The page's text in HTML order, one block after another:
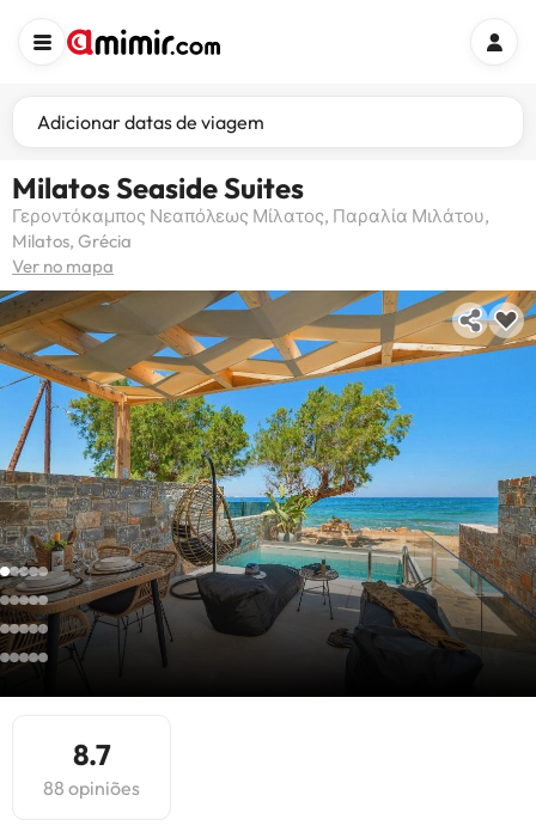
Adicionar datas de viagem
Milatos Seaside Suites
Γεροντόκαμπος Νεαπόλεως Μίλατος, Παραλία Μιλάτου,
Milatos, Grécia
Ver no mapa
8.7
88 opiniões